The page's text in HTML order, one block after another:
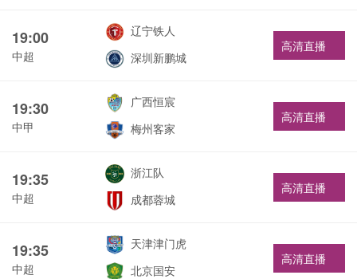
19:00
中超
辽宁铁人
深圳新鹏城
高清直播
19:30
中甲
广西恒宸
梅州客家
高清直播
19:35
中超
浙江队
成都蓉城
高清直播
19:35
中超
天津津门虎
北京国安
高清直播